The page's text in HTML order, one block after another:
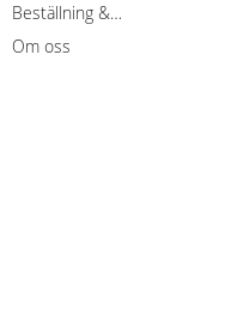
Beställning & leverans
Om oss